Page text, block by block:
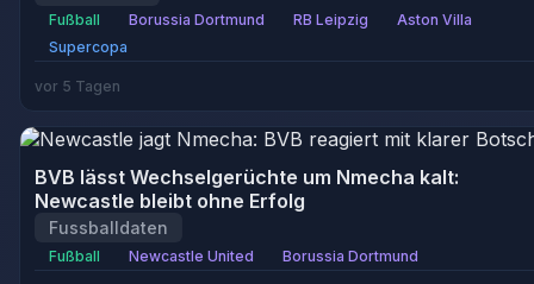
Fußball Borussia Dortmund RB Leipzig
Aston Villa
Supercopa
vor 5 Tagen
BVB lässt Wechselgerüchte um Nmecha kalt:
Newcastle bleibt ohne Erfolg
Fussballdaten
Fußball Newcastle United Borussia Dortmund